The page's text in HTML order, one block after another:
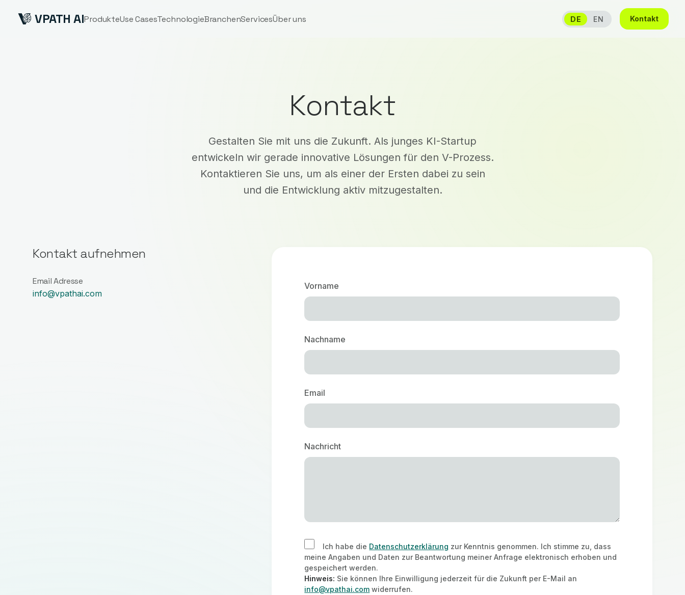
VPATH AIProdukteUse CasesTechnologieBranchenServicesÜber uns DE EN Kontakt
Kontakt
Gestalten Sie mit uns die Zukunft. Als junges KI-Startup
entwickeln wir gerade innovative Lösungen für den V-Prozess.
Kontaktieren Sie uns, um als einer der Ersten dabei zu sein
und die Entwicklung aktiv mitzugestalten.
Kontakt aufnehmen
Email Adresse
info@vpathai.com
Vorname
Nachname
Email
Nachricht
Ich habe die Datenschutzerklärung zur Kenntnis genommen. Ich stimme zu, dass
meine Angaben und Daten zur Beantwortung meiner Anfrage elektronisch erhoben und
gespeichert werden.
Hinweis: Sie können Ihre Einwilligung jederzeit für die Zukunft per E-Mail an
info@vpathai.com widerrufen.